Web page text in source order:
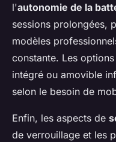
l'autonomie de la
sessions prolongées,
modèles
constante. Les
intégré ou amovible
selon le besoin de
Enfin, les aspects de
de verrouillage et les